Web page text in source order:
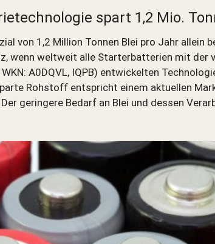
spart 1,2 Mio.
von 1,2 Million Tonnen Blei pro Jahr allein
wenn weltweit alle Starterbatterien mit der
A0DQVL, IQPB) entwickelten
Rohstoff entspricht einem aktuellen
geringere Bedarf an Blei und dessen